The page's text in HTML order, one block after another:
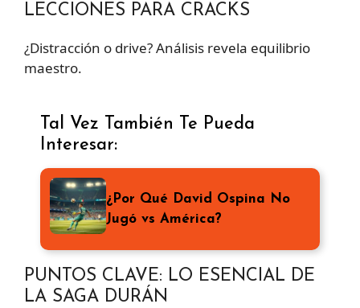
LECCIONES PARA CRACKS
¿Distracción o drive? Análisis revela equilibrio
maestro.
Tal Vez También Te Pueda
Interesar:
¿Por Qué David Ospina No
Jugó vs América?
PUNTOS CLAVE: LO ESENCIAL DE
LA SAGA DURÁN